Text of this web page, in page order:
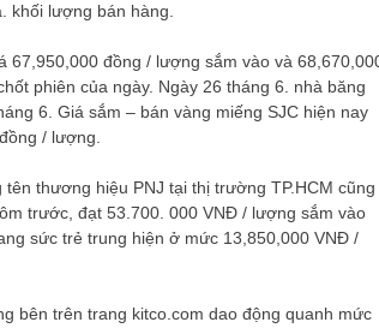
khối lượng bán hàng.
67,950,000 đồng / lượng sắm vào và
phiên của ngày. Ngày 26 tháng 6. nhà băng
6. Giá sắm – bán vàng miếng SJC hiện nay
/ lượng.
thương hiệu PNJ tại thị trường TP.HCM cũng
trước, đạt 53.700. 000 VNĐ / lượng sắm vào
sức trẻ trung hiện ở mức 13,850,000 VNĐ /
bên trên trang kitco.com dao động quanh mức